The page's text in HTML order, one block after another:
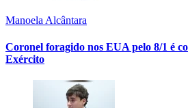
Manoela Alcântara
Coronel foragido nos EUA pelo 8/1 é
Exército